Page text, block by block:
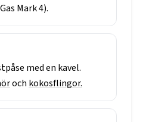
Mark4).
meden kavel.
och kokosflingor.